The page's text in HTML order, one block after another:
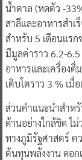
น้ำตาล (หดตัว -
สาลีและอาหารสำเ
สำหรับ 5 เดือนแร
มีมูลค่าราว 6.2-
อาหารและเครื่อง
เติบโตราว 3 % เมื่
ส่วนคำแนะนำสำห
ด้านอย่างใกล้ชิด ไ
ทางภูมิรัฐศาสตร์ ค
ต้นทุนพลังงาน ดอก